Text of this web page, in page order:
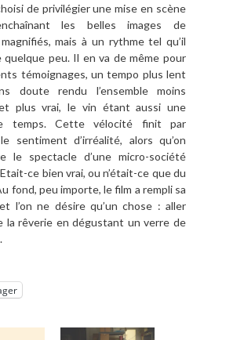
de privilégier une mise en scène
les belles images de
mais à un rythme tel qu’il
quelque peu. Il en va de même pour
témoignages, un tempo plus lent
doute rendu l’ensemble moins
plus vrai, le vin étant aussi une
temps. Cette vélocité finit par
sentiment d’irréalité, alors qu’on
le spectacle d’une micro-société
ce bien vrai, ou n’était-ce que du
fond, peu importe, le film a rempli sa
l’on ne désire qu’un chose : aller
la rêverie en dégustant un verre de